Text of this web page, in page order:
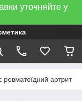
уточняйте у
ревматоїдний артрит